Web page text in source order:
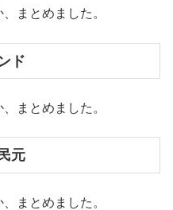
まとめました。
ド
まとめました。
元
まとめました。